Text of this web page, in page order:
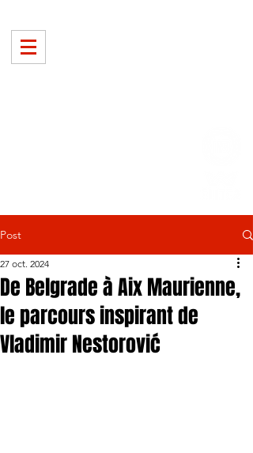
Post
De Belgrade à Aix Maurienne,
le parcours inspirant de
Vladimir Nestorović
27 oct. 2024